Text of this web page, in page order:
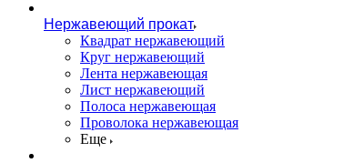
Нержавеющий прокат
Квадрат нержавеющий
Круг нержавеющий
Лента нержавеющая
Лист нержавеющий
Полоса нержавеющая
Проволока нержавеющая
Еще